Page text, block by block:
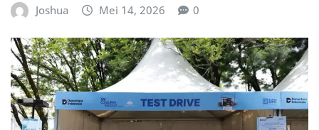
Joshua Mei 14, 2026 0